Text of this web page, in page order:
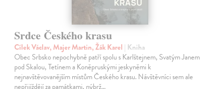
Srdce Českého krasu
Cílek Václav, Majer Martin, Žák Karel | Kniha
Obec Srbsko nepochybně patří spolu s Karlštejnem, Svatým Janem
pod Skalou, Tetínem a Koněpruskými jeskyněmi k
nejnavštěvovanějším místům Českého krasu. Návštěvníci sem ale
nepřijíždějí za památkami, nýbrž…